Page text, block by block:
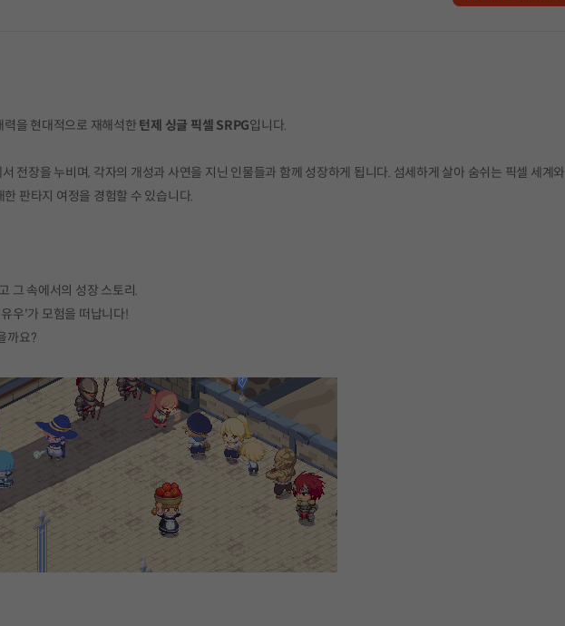
력을 현대적으로 재해석한 턴제 싱글 픽셀 SRPG입니다.
전장을 누비며, 각자의 개성과 사연을 지닌 인물들과 함께 성장하게 됩니다. 섬세하게 살아 숨쉬는 픽셀 세계와
판타지 여정을 경험할 수 있습니다.
그 속에서의 성장 스토리.
우'가 모험을 떠납니다!
까요?